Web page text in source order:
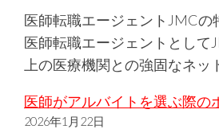
医師転職エージェントJMC
医師転職エージェントとして
上の医療機関との強固なネ
医師がアルバイトを選ぶ際の
2026年1月22日